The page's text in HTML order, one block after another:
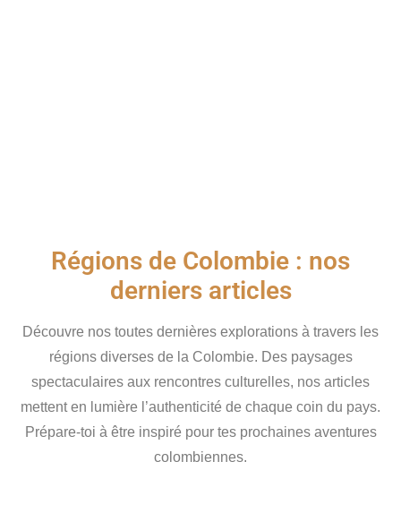
Régions de Colombie : nos
derniers articles
Découvre nos toutes dernières explorations à travers les
régions diverses de la Colombie. Des paysages
spectaculaires aux rencontres culturelles, nos articles
mettent en lumière l’authenticité de chaque coin du pays.
Prépare-toi à être inspiré pour tes prochaines aventures
colombiennes.